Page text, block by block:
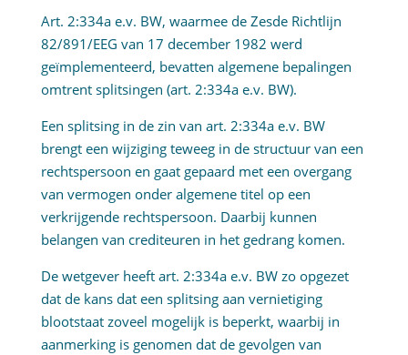
Art. 2:334a e.v. BW, waarmee de Zesde Richtlijn
82/891/EEG van 17 december 1982 werd
geïmplementeerd, bevatten algemene bepalingen
omtrent splitsingen (art. 2:334a e.v. BW).
Een splitsing in de zin van art. 2:334a e.v. BW
brengt een wijziging teweeg in de structuur van een
rechtspersoon en gaat gepaard met een overgang
van vermogen onder algemene titel op een
verkrijgende rechtspersoon. Daarbij kunnen
belangen van crediteuren in het gedrang komen.
De wetgever heeft art. 2:334a e.v. BW zo opgezet
dat de kans dat een splitsing aan vernietiging
blootstaat zoveel mogelijk is beperkt, waarbij in
aanmerking is genomen dat de gevolgen van